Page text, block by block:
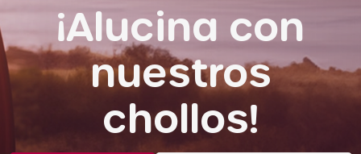
¡Alucina con
nuestros
chollos!